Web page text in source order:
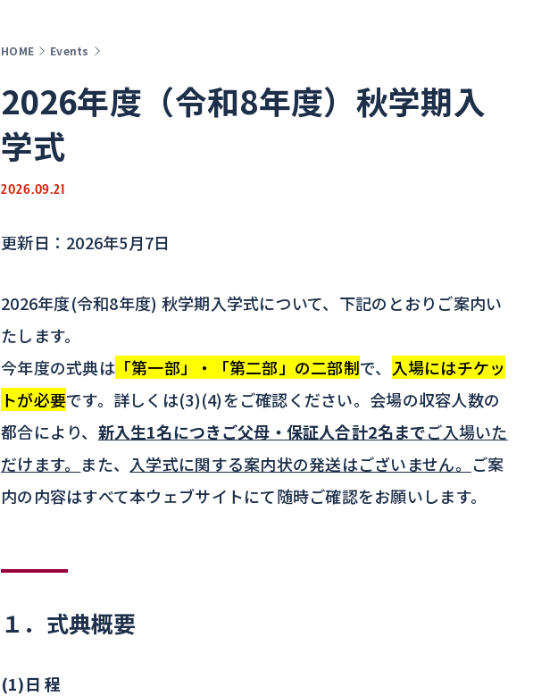
HOME Events
2026年度（令和8年度）秋学期入
学式
2026.09.21
更新日：2026年5月7日
2026年度(令和8年度) 秋学期入学式について、下記のとおりご案内い
たします。
今年度の式典は「第一部」・「第二部」の二部制で、 入場にはチケッ
トが必要です。詳しくは(3)(4)をご確認ください。会場の収容人数の
都合により、 新入生1名につきご父母・保証人合計2名までご入場いた
だけます。 また、 入学式に関する案内状の発送はございません。 ご案
内の内容はすべて本ウェブサイトにて随時ご確認をお願いします。
１．式典概要
(1)日 程